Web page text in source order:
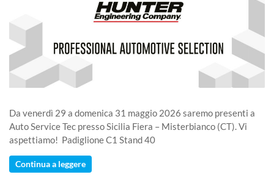
Da venerdì 29 a domenica 31 maggio 2026 saremo presenti a
Auto Service Tec presso Sicilia Fiera – Misterbianco (CT). Vi
aspettiamo! Padiglione C1 Stand 40
Continua a leggere